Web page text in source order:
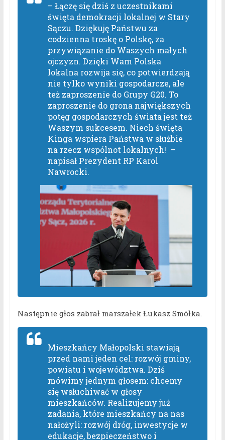
– Łączę się dziś z uczestnikami
święta demokracji lokalnej w Stary
Sączu. Dziękuję Państwu za
codzienna troskę o Polskę, za
przywiązanie do Waszych małych
ojczyzn. Dzięki Wam Polska
lokalna rozwija się, co potwierdzają
nie tylko wyniki gospodarcze, ale
też zaproszenie do Grupy G20. To
zaproszenie do grona największych
potęg gospodarczych świata jest też
Waszym sukcesem. Niech święta
Kinga wspiera Państwa w służbie
na rzecz wspólnot lokalnych! –
napisał Prezydent RP Karol
Nawrocki.
Następnie głos zabrał marszałek Łukasz Smółka.
Mieszkańcy Małopolski stawiają
przed nami jeden cel: rozwój gminy,
powiatu i województwa. Dziś
mówimy jednym głosem: chcemy
się wsłuchiwać w głosy
mieszkańców. Realizujemy już
zadania, które mieszkańcy na nas
nałożyli: rozwój dróg, inwestycje w
edukacje, bezpieczeństwo i